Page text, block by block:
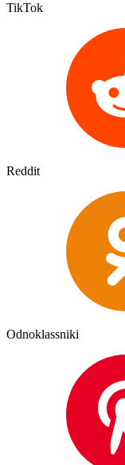
TikTok
Reddit
Odnoklassniki